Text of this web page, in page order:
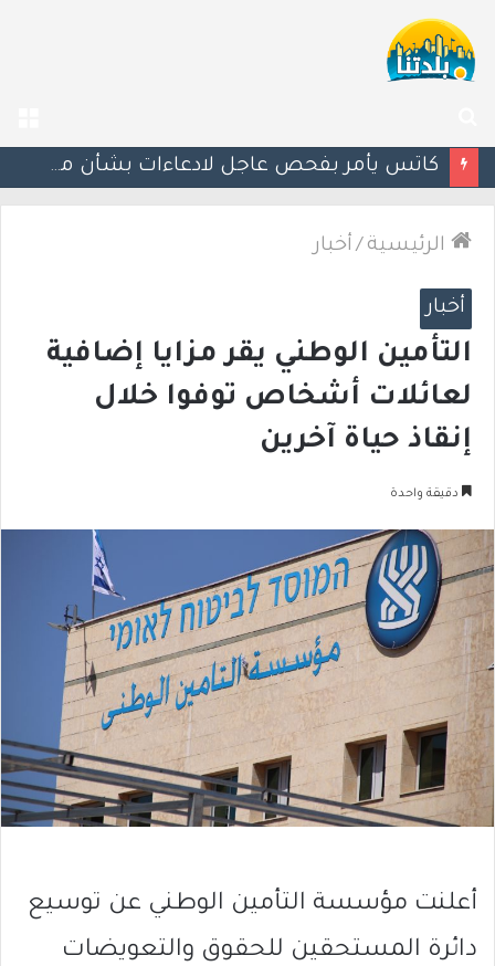
عن
إستعدوا : موجة حر جديدة تضرب البلاد
الرئيسية / أخبار
أخبار
التأمين الوطني يقر مزايا إضافية
لعائلات أشخاص توفوا خلال
إنقاذ حياة آخرين
دقيقة واحدة
أعلنت مؤسسة التأمين الوطني عن توسيع
دائرة المستحقين للحقوق والتعويضات